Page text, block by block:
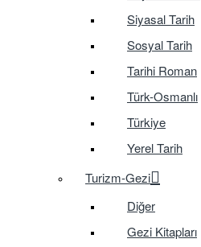
Siyasal Tarih
Sosyal Tarih
Tarihi Roman
Türk-Osmanlı
Türkiye
Yerel Tarih
Turizm-Gezi
Diğer
Gezi Kitapları